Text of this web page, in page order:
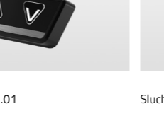
Sluchátko DH01.02